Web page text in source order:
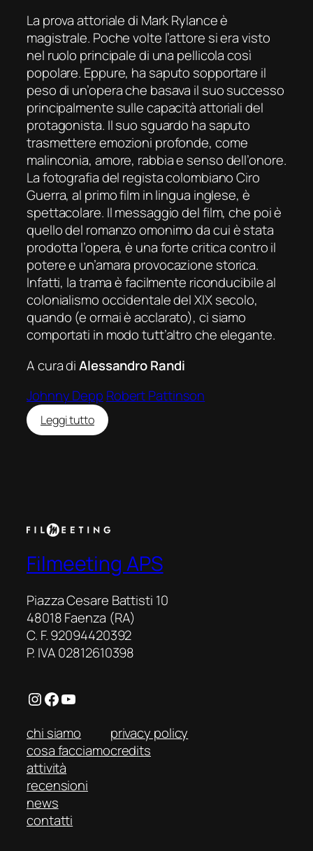
La prova attoriale di Mark Rylance è
magistrale. Poche volte l’attore si era visto
nel ruolo principale di una pellicola così
popolare. Eppure, ha saputo sopportare il
peso di un’opera che basava il suo successo
principalmente sulle capacità attoriali del
protagonista. Il suo sguardo ha saputo
trasmettere emozioni profonde, come
malinconia, amore, rabbia e senso dell’onore.
La fotografia del regista colombiano Ciro
Guerra, al primo film in lingua inglese, è
spettacolare. Il messaggio del film, che poi è
quello del romanzo omonimo da cui è stata
prodotta l’opera, è una forte critica contro il
potere e un’amara provocazione storica.
Infatti, la trama è facilmente riconducibile al
colonialismo occidentale del XIX secolo,
quando (e ormai è acclarato), ci siamo
comportati in modo tutt’altro che elegante.
A cura diAlessandro Randi
Johnny Depp Robert Pattinson
Leggi tutto:
Waiting
Filmeeting APS
Piazza Cesare Battisti 10
48018 Faenza (RA)
C. F. 92094420392
P. IVA 02812610398
Instagram Facebook YouTube
chi siamo
cosa facciamo
attività
recensioni
news
contatti
privacy policy
credits